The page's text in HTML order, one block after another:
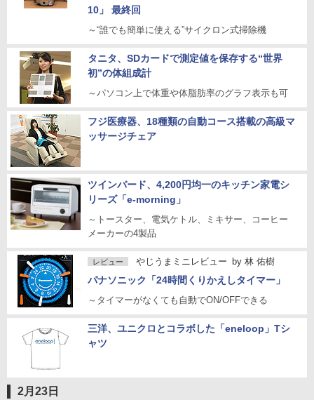
10」 最終回
～“誰でも簡単に使える”サイクロン式掃除機
タニタ、SDカードで測定値を保存する“世界
初”の体組成計
～パソコン上で体重や体脂肪率のグラフ表示も可
フジ医療器、18種類の自動コース搭載の高級マ
ッサージチェア
ツインバード、4,200円均一のキッチン家電シ
リーズ「e-morning」
～トースター、電気ケトル、ミキサー、コーヒー
メーカーの4製品
レビュー やじうまミニレビュー by 林 佑樹
パナソニック「24時間くりかえしタイマー」
～タイマーがなくても自動でON/OFFできる
三洋、ユニクロとコラボした「eneloop」Tシ
ャツ
2月23日